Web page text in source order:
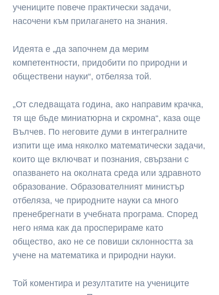
учениците повече практически задачи,
насочени към прилагането на знания.
Идеята е „да започнем да мерим
компетентности, придобити по природни и
обществени науки“, отбеляза той.
„От следващата година, ако направим крачка,
тя ще бъде миниатюрна и скромна“, каза още
Вълчев. По неговите думи в интегралните
изпити ще има няколко математически задачи,
които ще включват и познания, свързани с
опазването на околната среда или здравното
образование. Образователният министър
отбеляза, че природните науки са много
пренебрегнати в учебната програма. Според
него няма как да просперираме като
общество, ако не се повиши склонността за
учене на математика и природни науки.
Той коментира и резултатите на учениците